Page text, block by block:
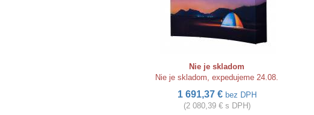
Nie je skladom
Nie je skladom, expedujeme 24.08.
1 691,37 € bez DPH
(2 080,39 € s DPH)